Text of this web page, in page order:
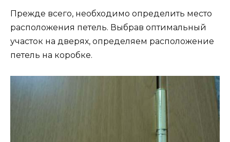
Прежде всего, необходимо определить место
расположения петель. Выбрав оптимальный
участок на дверях, определяем расположение
петель на коробке.